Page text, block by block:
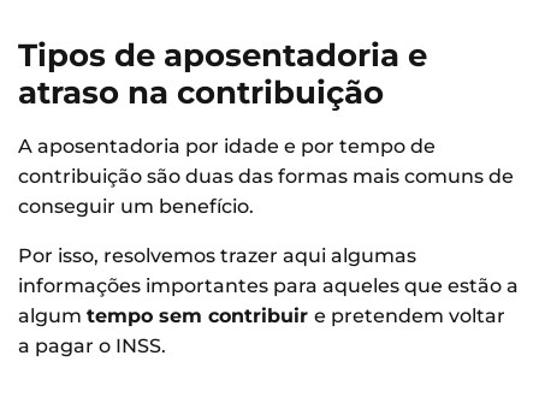
Tipos de aposentadoria e
atraso na contribuição
A aposentadoria por idade e por tempo de
contribuição são duas das formas mais comuns de
conseguir um benefício.
Por isso, resolvemos trazer aqui algumas
informações importantes para aqueles que estão a
algum tempo sem contribuir e pretendem voltar
a pagar o INSS.